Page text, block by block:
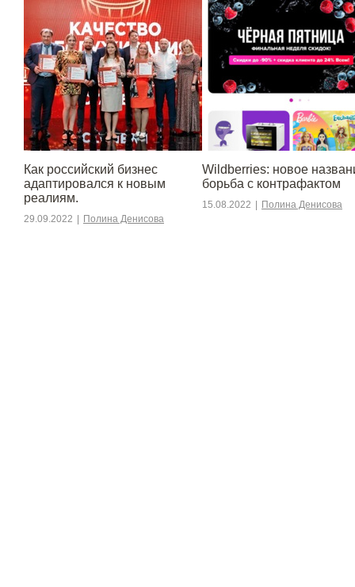
​​Как российский бизнес
адаптировался к новым
реалиям.
29.09.2022 Полина Денисова
Wildberries: новое
борьба с контрафактом
15.08.2022 Полина Денисова